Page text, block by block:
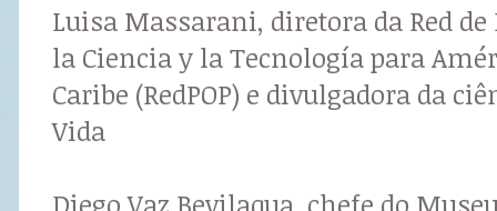
Luisa Massarani, diretora da Red
la Ciencia y la Tecnología para
Caribe (RedPOP) e divulgadora da
Vida